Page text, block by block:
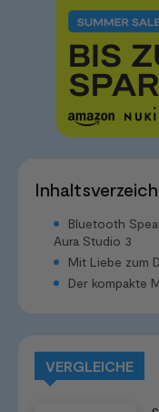
Bluetooth
Aura Studio 3
Mit Liebe zum
Der kompakte
VERGLEICHE